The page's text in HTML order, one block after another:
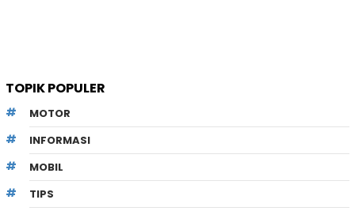
TOPIK POPULER
MOTOR
INFORMASI
MOBIL
TIPS